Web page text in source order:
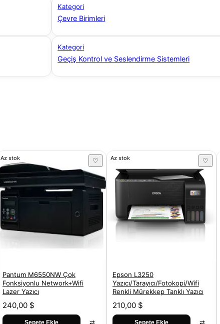
Kategori
Çevre Birimleri
Kategori
Geçiş Kontrol ve Seslendirme Sistemleri
Az stok ♡
Pantum M6550NW Çok
Fonksiyonlu Network+Wifi
Lazer Yazıcı
240,00 $
Az stok ♡
Epson L3250
Yazıcı/Tarayıcı/Fotokopi/Wifi
Renkli Mürekkep Tanklı Yazıcı
210,00 $